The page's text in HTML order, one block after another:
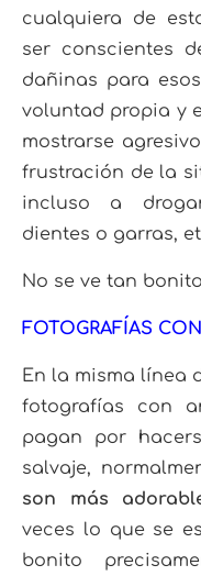
cualquiera de
ser conscientes
dañinas para
voluntad propia y
mostrarse
frustración de la
incluso a
dientes o garras,
No se ve tan
FOTOGRAFÍAS
En la misma línea
fotografías con
pagan por
salvaje,
son más
veces lo que se
bonito